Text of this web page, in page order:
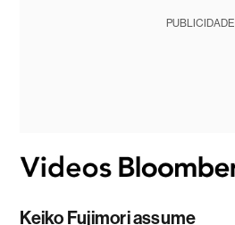
PUBLICIDADE
Keiko Fujimori assume